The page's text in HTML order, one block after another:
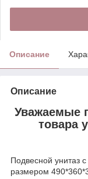
Описание
Описание
Уважаемые
товара
Подвесной унитаз
размером